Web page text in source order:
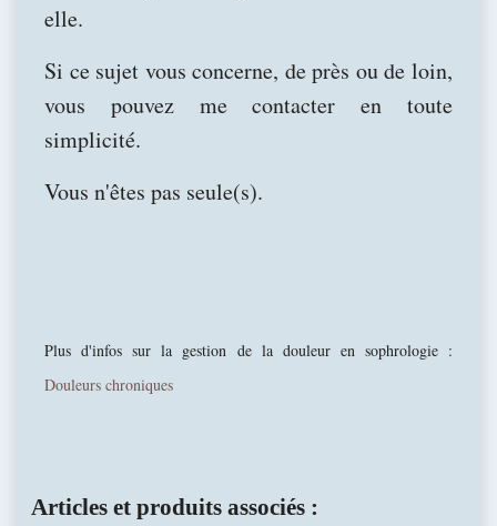
elle.
Si ce sujet vous concerne, de près ou de loin,
vous pouvez me contacter en toute
simplicité.
Vous n'êtes pas seule(s).
Plus d'infos sur la gestion de la douleur en sophrologie :
Douleurs chroniques
Articles et produits associés :